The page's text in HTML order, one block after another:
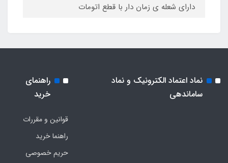
دارای شعله ی زمان دار با قطع اتومات
نماد اعتماد الکترونیک و نماد
ساماندهی
راهنمای
خرید
قوانین و مقررات
راهنما خرید
حریم خصوصی